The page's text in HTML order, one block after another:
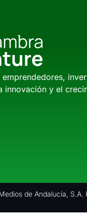
innovación y el
de Andalucía, S.A.